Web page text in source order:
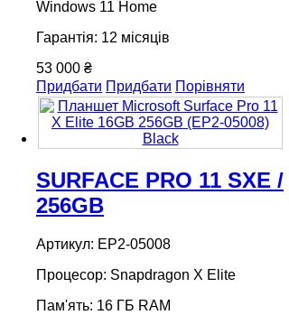
Windows 11 Home
Гарантія: 12 місяців
53 000 ₴
Придбати Придбати Порівняти
SURFACE PRO 11 SXE /
256GB
Артикул: EP2-05008
Процесор: Snapdragon X Elite
Пам'ять: 16 ГБ RAM